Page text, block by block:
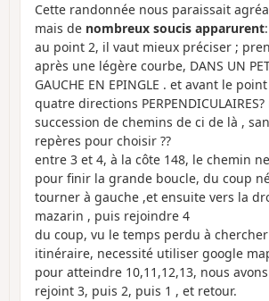
Cette randonnée nous paraissait
mais de nombreux soucis apparurent:
au point 2, il vaut mieux préciser ;
après une légère courbe, DANS UN
GAUCHE EN EPINGLE . et avant le
quatre directions
succession de chemins de ci de là ,
repères pour choisir ??
entre 3 et 4, à la côte 148, le chemin
pour finir la grande boucle, du coup
tourner à gauche ,et ensuite vers la
mazarin , puis rejoindre 4
du coup, vu le temps perdu à
itinéraire, necessité utiliser google
pour atteindre 10,11,12,13, nous
rejoint 3, puis 2, puis 1 , et retour.